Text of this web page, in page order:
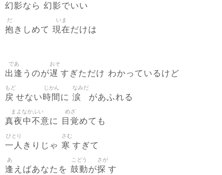
幻影なら 幻影でいい
抱
だ
きしめて 現在
いま
だけは
出逢
であ
うのが遅
おそ
すぎただけ わかっているけど
戻
もど
せない時間
じかん
に 涙
なみだ
があふれる
真夜中不意
まよなかふい
に 目覚
めざ
めても
一人
ひとり
きりじゃ 寒
さむ
すぎて
逢
あ
えばあなたを 鼓動
こどう
が探
さが
す